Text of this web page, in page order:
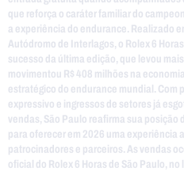
que reforça o caráter familiar do
a experiência do endurance. Realizado
Autódromo de Interlagos, o Rolex 6
sucesso da última edição, que levou
movimentou R$ 408 milhões na
estratégico do endurance mundial. Com
expressivo e ingressos de setores já
vendas, São Paulo reafirma sua posição
para oferecer em 2026 uma experiência
patrocinadores e parceiros. As vendas
oficial do Rolex 6 Horas de São Paulo,